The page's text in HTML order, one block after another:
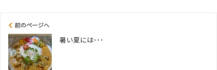
前のページへ
暑い夏には･･･